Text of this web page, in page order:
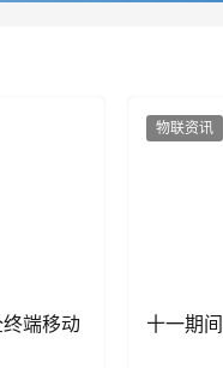
端移动
物联资讯
十一期